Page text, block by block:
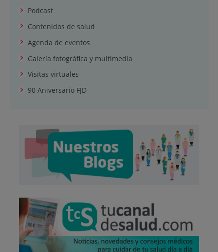
Podcast
Contenidos de salud
Agenda de eventos
Galería fotográfica y multimedia
Visitas virtuales
90 Aniversario FJD